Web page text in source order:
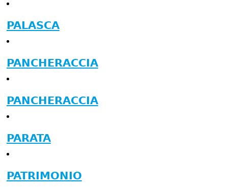
PALASCA
PANCHERACCIA
PANCHERACCIA
PARATA
PATRIMONIO